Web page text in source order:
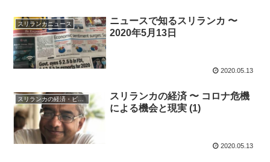
スリランカニュース
ニュースで知るスリランカ 〜
2020年5月13日
2020.05.13
スリランカの経済・ビジネス・投資
スリランカの経済 〜 コロナ危機
による機会と現実 (1)
2020.05.13